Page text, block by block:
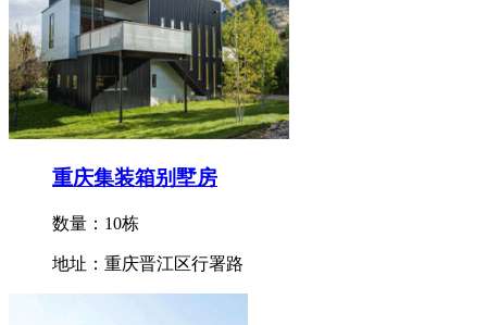
重庆集装箱别墅房
数量：10栋
地址：重庆晋江区行署路